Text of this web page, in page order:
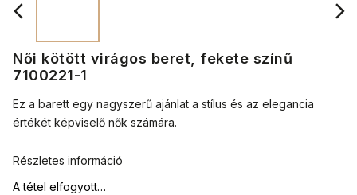
Női kötött virágos beret, fekete színű
7100221-1
A tétel elfogyott…
Ez a barett egy nagyszerű ajánlat a stílus és az elegancia
értékét képviselő nők számára.
Részletes információ